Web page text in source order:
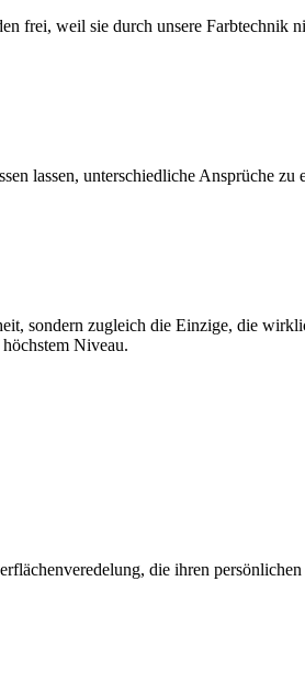
frei, weil sie durch unsere Farbtechnik
lassen, unterschiedliche Ansprüche zu
sondern zugleich die Einzige, die
Niveau.
die ihren